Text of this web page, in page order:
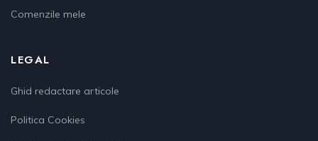
Comenzile mele
LEGAL
Ghid redactare articole
Politica Cookies